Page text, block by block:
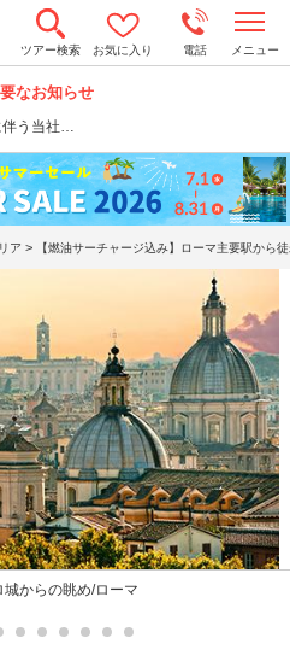
ツアー検索 お気に入り 電話 メニュー
なお知らせ
伴う当社…
o
n
a
v
i
g
a
t
n
ア > 【燃油サーチャージ込み】ローマ主要駅か
からの眺め/ローマ